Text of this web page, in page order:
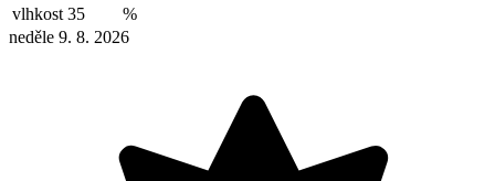
vlhkost 35
%
neděle 9. 8. 2026